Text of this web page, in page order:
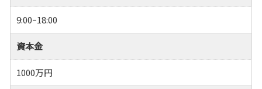
9:00ｰ18:00
資本金
1000万円